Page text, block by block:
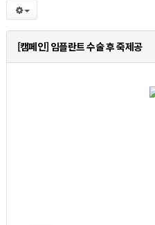
[캠페인] 임플란트 수술 후 죽제공